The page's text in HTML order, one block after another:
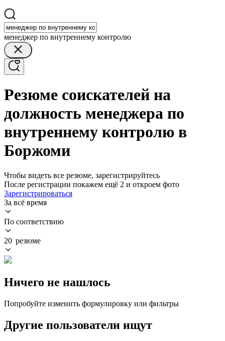
менеджер по внутреннему контролю
Резюме соискателей на
должность менеджера по
внутреннему контролю в
Боржоми
Чтобы видеть все резюме, зарегистрируйтесь
После регистрации покажем ещё 2 и откроем фото
Зарегистрироваться
За всё время
По соответствию
20 резюме
Ничего не нашлось
Попробуйте изменить формулировку или фильтры
Другие пользователи ищут